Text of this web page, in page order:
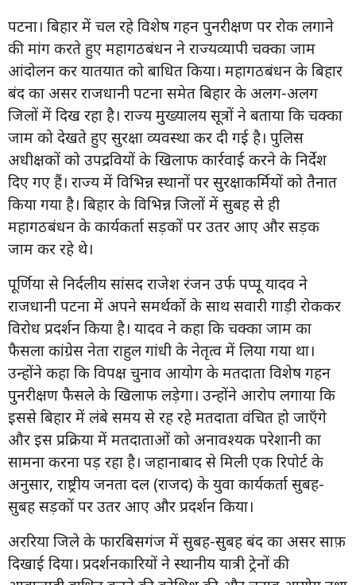
पटना। बिहार में चल रहे विशेष गहन पुनरीक्षण पर रोक लगाने
की मांग करते हुए महागठबंधन ने राज्यव्यापी चक्का जाम
आंदोलन कर यातयात को बाधित किया। महागठबंधन के बिहार
बंद का असर राजधानी पटना समेत बिहार के अलग-अलग
जिलों में दिख रहा है। राज्य मुख्यालय सूत्रों ने बताया कि चक्का
जाम को देखते हुए सुरक्षा व्यवस्था कर दी गई है। पुलिस
अधीक्षकों को उपद्रवियों के खिलाफ कार्रवाई करने के निर्देश
दिए गए हैं। राज्य में विभिन्न स्थानों पर सुरक्षाकर्मियों को तैनात
किया गया है। बिहार के विभिन्न जिलों में सुबह से ही
महागठबंधन के कार्यकर्ता सड़कों पर उतर आए और सड़क
जाम कर रहे थे।
पूर्णिया से निर्दलीय सांसद राजेश रंजन उर्फ पप्पू यादव ने
राजधानी पटना में अपने समर्थकों के साथ सवारी गाड़ी रोककर
विरोध प्रदर्शन किया है। यादव ने कहा कि चक्का जाम का
फैसला कांग्रेस नेता राहुल गांधी के नेतृत्व में लिया गया था।
उन्होंने कहा कि विपक्ष चुनाव आयोग के मतदाता विशेष गहन
पुनरीक्षण फैसले के खिलाफ लड़ेगा। उन्होंने आरोप लगाया कि
इससे बिहार में लंबे समय से रह रहे मतदाता वंचित हो जाएँगे
और इस प्रक्रिया में मतदाताओं को अनावश्यक परेशानी का
सामना करना पड़ रहा है। जहानाबाद से मिली एक रिपोर्ट के
अनुसार, राष्ट्रीय जनता दल (राजद) के युवा कार्यकर्ता सुबह-
सुबह सड़कों पर उतर आए और प्रदर्शन किया।
अररिया जिले के फारबिसगंज में सुबह-सुबह बंद का असर साफ़
दिखाई दिया। प्रदर्शनकारियों ने स्थानीय यात्री ट्रेनों की